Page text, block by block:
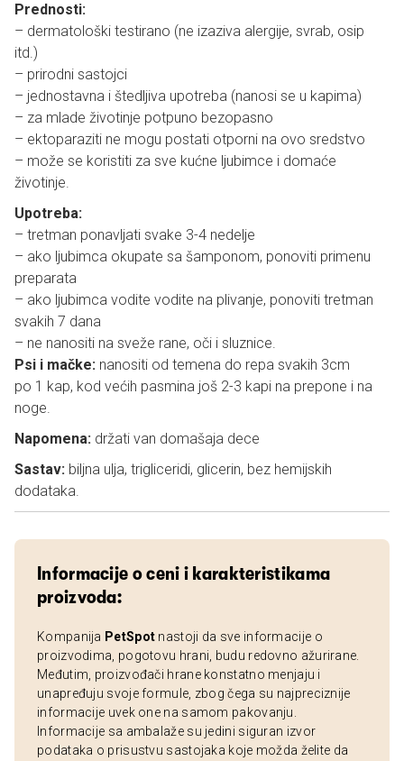
Prednosti:
– dermatološki testirano (ne izaziva alergije, svrab, osip
itd.)
– prirodni sastojci
– jednostavna i štedljiva upotreba (nanosi se u kapima)
– za mlade životinje potpuno bezopasno
– ektoparaziti ne mogu postati otporni na ovo sredstvo
– može se koristiti za sve kućne ljubimce i domaće
životinje.
Upotreba:
– tretman ponavljati svake 3-4 nedelje
– ako ljubimca okupate sa šamponom, ponoviti primenu
preparata
– ako ljubimca vodite vodite na plivanje, ponoviti tretman
svakih 7 dana
– ne nanositi na sveže rane, oči i sluznice.
Psi i mačke: nanositi od temena do repa svakih 3cm
po 1 kap, kod većih pasmina još 2-3 kapi na prepone i na
noge.
Napomena: držati van domašaja dece
Sastav: biljna ulja, trigliceridi, glicerin, bez hemijskih
dodataka.
Informacije o ceni i karakteristikama
proizvoda:
Kompanija PetSpot nastoji da sve informacije o
proizvodima, pogotovu hrani, budu redovno ažurirane.
Međutim, proizvođači hrane konstatno menjaju i
unapređuju svoje formule, zbog čega su najpreciznije
informacije uvek one na samom pakovanju.
Informacije sa ambalaže su jedini siguran izvor
podataka o prisustvu sastojaka koje možda želite da